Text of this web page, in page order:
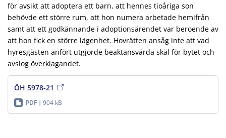
för avsikt att adoptera ett barn, att hennes tioåriga son
behövde ett större rum, att hon numera arbetade hemifrån
samt att ett godkännande i adoptionsärendet var beroende av
att hon fick en större lägenhet. Hovrätten ansåg inte att vad
hyresgästen anfört utgjorde beaktansvärda skäl för bytet och
avslog överklagandet.
ÖH 5978-21
PDF 904 kB